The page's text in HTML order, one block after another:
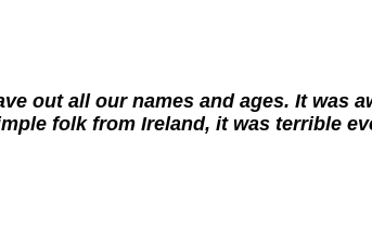
out all our names and ages. It was
folk from Ireland, it was terrible
Mike Joyce